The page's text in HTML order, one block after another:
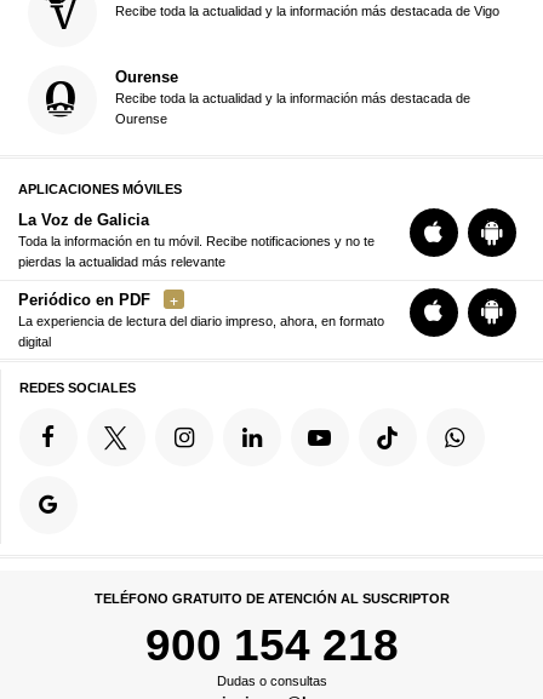
Recibe toda la actualidad y la información más destacada de Vigo
Ourense
Recibe toda la actualidad y la información más destacada de
Ourense
APLICACIONES MÓVILES
La Voz de Galicia
Toda la información en tu móvil. Recibe notificaciones y no te
pierdas la actualidad más relevante
Periódico en PDF
La experiencia de lectura del diario impreso, ahora, en formato
digital
REDES SOCIALES
TELÉFONO GRATUITO DE ATENCIÓN AL SUSCRIPTOR
900 154 218
Dudas o consultas